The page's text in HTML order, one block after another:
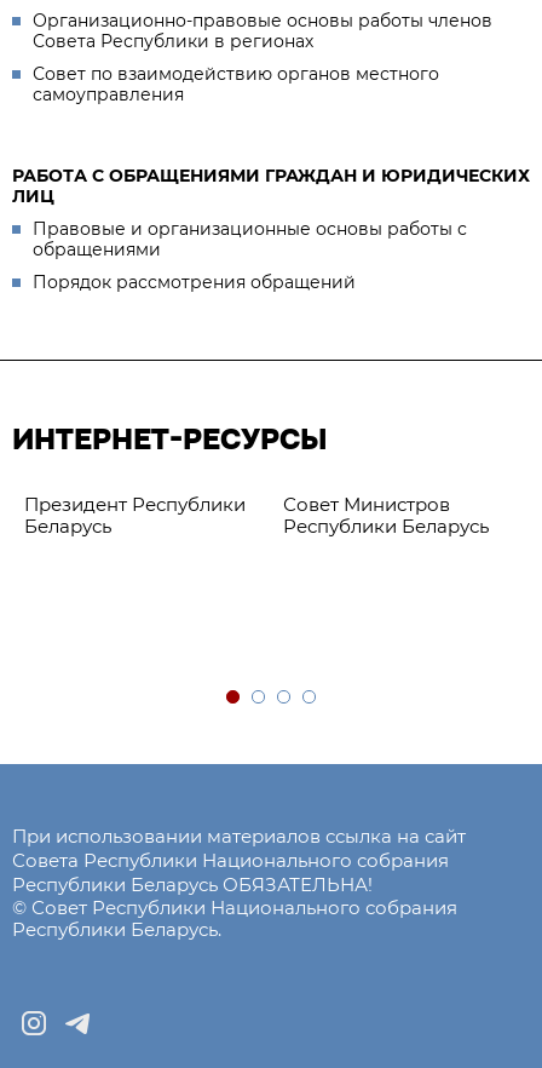
Организационно-правовые основы работы членов
Совета Республики в регионах
Совет по взаимодействию органов местного
самоуправления
РАБОТА С ОБРАЩЕНИЯМИ ГРАЖДАН И ЮРИДИЧЕСКИХ
ЛИЦ
Правовые и организационные основы работы с
обращениями
Порядок рассмотрения обращений
ИНТЕРНЕТ-РЕСУРСЫ
Президент Республики
Беларусь
Совет Министров
Республики Беларусь
При использовании материалов ссылка на сайт
Совета Республики Национального собрания
Республики Беларусь ОБЯЗАТЕЛЬНА!
© Совет Республики Национального собрания
Республики Беларусь.